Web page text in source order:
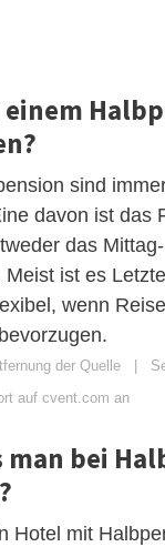
einem
sind
davon ist das
das
Meist ist es
wenn
der Quelle
auf cvent.com an
man bei
Hotel mit